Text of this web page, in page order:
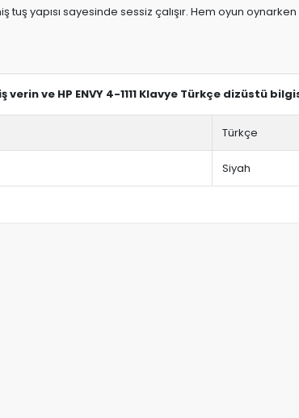
tuş yapısı sayesinde sessiz çalışır. Hem oyun
verin ve HP ENVY 4-1111 Klavye Türkçe dizüstü
Türkçe
Siyah